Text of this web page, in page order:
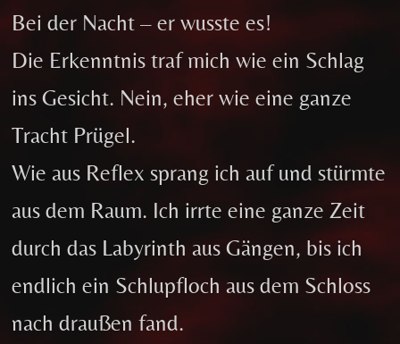
Bei der Nacht – er wusste es!
Die Erkenntnis traf mich wie ein Schlag
ins Gesicht. Nein, eher wie eine ganze
Tracht Prügel.
Wie aus Reflex sprang ich auf und stürmte
aus dem Raum. Ich irrte eine ganze Zeit
durch das Labyrinth aus Gängen, bis ich
endlich ein Schlupfloch aus dem Schloss
nach draußen fand.